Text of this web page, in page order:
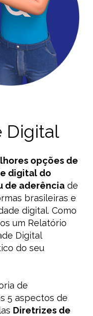
Digital
opções de
digital do
de aderência de
brasileiras e
digital. Como
um Relatório
Digital
do seu
de
5 aspectos de
Diretrizes de